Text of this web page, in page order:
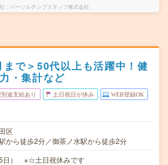
パーソルテンプスタッフ株式会社
で＞50代以上も活躍中！健
・集計など
途支給あり 土日祝日が休み WEB登録OK
区
から徒歩2分／御茶ノ水駅から徒歩2分
日） ※☆土日祝休みです